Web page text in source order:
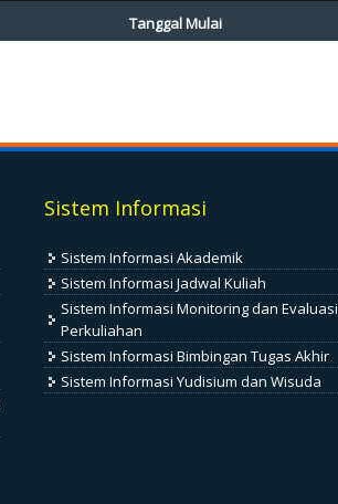
Tanggal Mulai
Sistem Informasi
Sistem Informasi Akademik
Sistem Informasi Jadwal Kuliah
Sistem Informasi Monitoring dan Evaluasi
Perkuliahan
Sistem Informasi Bimbingan Tugas Akhir
Sistem Informasi Yudisium dan Wisuda